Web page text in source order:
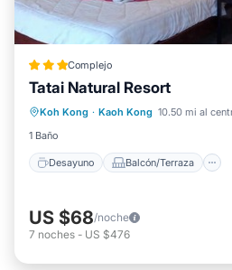
Complejo
Tatai Natural Resort
Koh Kong · Kaoh Kong 10.50 mi al
1 Baño
Desayuno Balcón/Terraza
Desayuno
Internet
US $68/noche
7 noches - US $476